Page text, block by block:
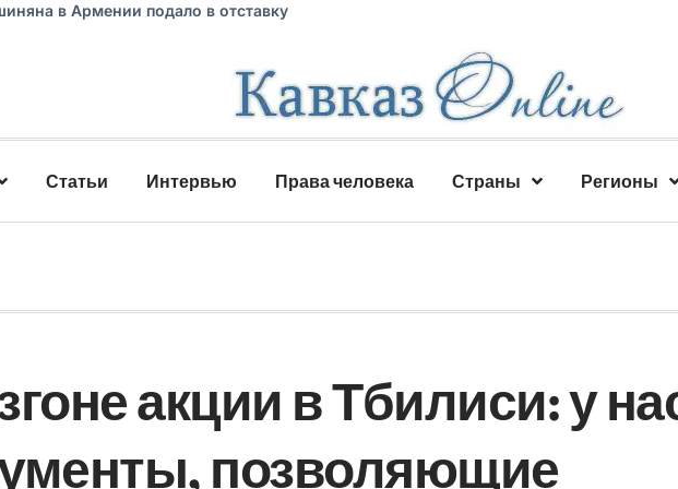
в Армении подало в отставку
Статьи Интервью Права человека Страны Регионы
акции в Тбилиси: у
позволяющие